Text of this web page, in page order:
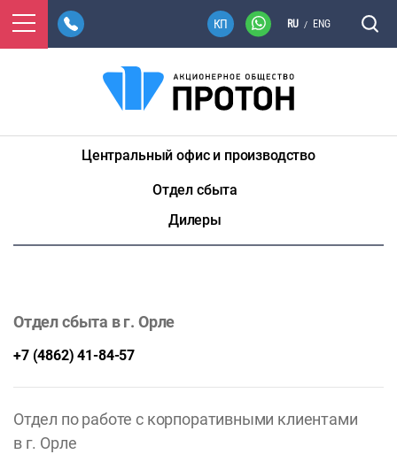
RU / ENG
Центральный офис и производство
Отдел сбыта
Дилеры
Отдел сбыта в г. Орле
+7 (4862) 41-84-57
Отдел по работе с корпоративными клиентами
в г. Орле